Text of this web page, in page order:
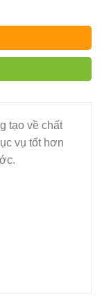
tạo về chất
vụ tốt hơn